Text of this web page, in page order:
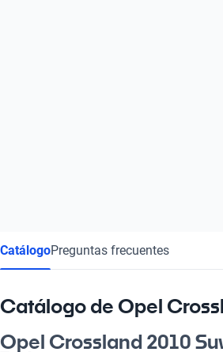
CatálogoPreguntas frecuentes
Catálogo de Opel
Opel Crossland 2010